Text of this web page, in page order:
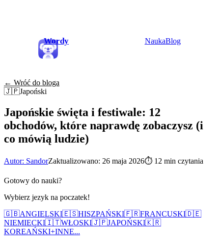
Wordy NaukaBlog
← Wróć do bloga
🇯🇵Japoński
Japońskie święta i festiwale: 12
obchodów, które naprawdę zobaczysz (i
co mówią ludzie)
Autor: SandorZaktualizowano: 26 maja 2026⏱ 12 min czytania
Gotowy do nauki?
Wybierz jezyk na poczatek!
🇬🇧ANGIELSKI🇪🇸HISZPAŃSKI🇫🇷FRANCUSKI🇩🇪
NIEMIECKI🇮🇹WŁOSKI🇯🇵JAPOŃSKI🇰🇷
KOREAŃSKI+INNE...